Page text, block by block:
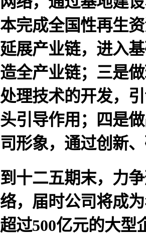
本完成全国性再生
延展产业链，进入
造全产业链；三是
处理技术的开发，
头引导作用；四是
司形象，通过创新
到十二五期末，力
络，届时公司将成
超过500亿元的大型